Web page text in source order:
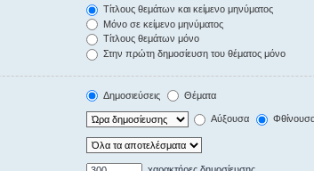
Τίτλους θεμάτων και κείμενο μηνύματος
Μόνο σε κείμενο μηνύματος
Τίτλους θεμάτων μόνο
Στην πρώτη δημοσίευση του θέματος μόνο
Δημοσιεύσεις Θέματα
Αύξουσα